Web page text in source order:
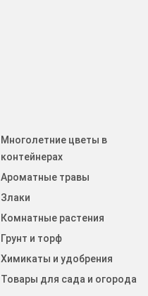
Многолетние цветы в
контейнерах
Ароматные травы
Злаки
Комнатные растения
Грунт и торф
Химикаты и удобрения
Товары для сада и огорода